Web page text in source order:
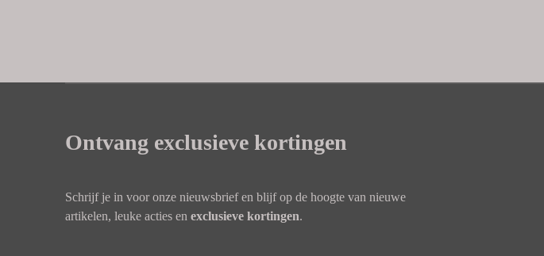
Ontvang exclusieve kortingen
Schrijf je in voor onze nieuwsbrief en blijf op de hoogte van nieuwe
artikelen, leuke acties en exclusieve kortingen.